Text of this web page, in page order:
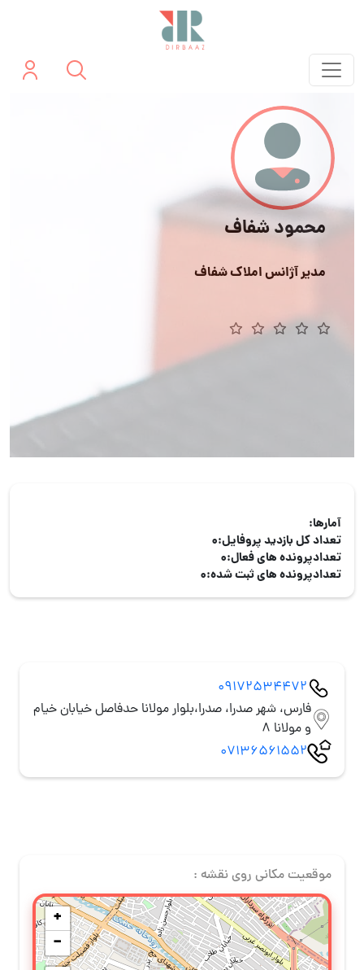
محمود شفاف
مدیر آژانس املاک شفاف
آمارها:
تعداد کل بازدید پروفایل:0
تعدادپرونده های فعال:0
تعدادپرونده های ثبت شده:0
09172534472
فارس، شهر صدرا، صدرا،بلوار مولانا حدفاصل خیابان خیام
و مولانا 8
07136561552
موقعیت مکانی روی نقشه :
+
−